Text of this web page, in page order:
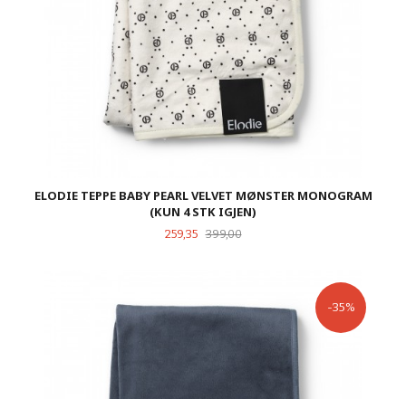
ELODIE TEPPE BABY PEARL VELVET MØNSTER MONOGRAM
(KUN 4 STK IGJEN)
Tilbud
259,35 399,00Rabatt
-35%